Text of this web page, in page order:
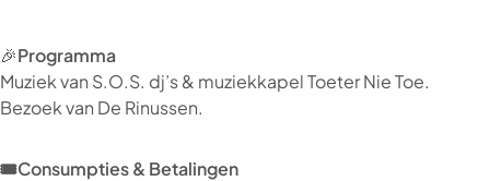
🎉Programma
Muziek van S.O.S. dj’s & muziekkapel Toeter Nie Toe.
Bezoek van De Rinussen.
🎟️Consumpties & Betalingen